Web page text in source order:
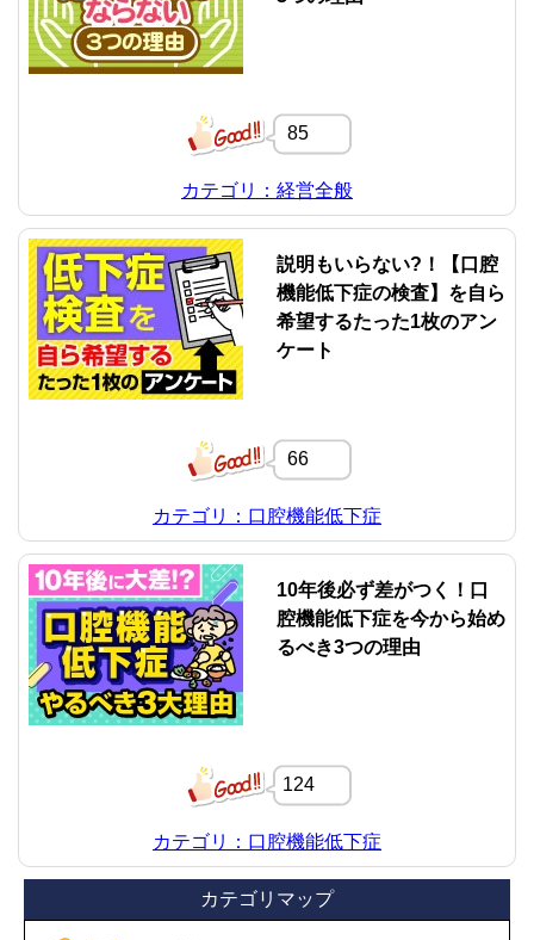
85
カテゴリ：経営全般
説明もいらない?！【口腔
機能低下症の検査】を自ら
希望するたった1枚のアン
ケート
66
カテゴリ：口腔機能低下症
10年後必ず差がつく！口
腔機能低下症を今から始め
るべき3つの理由
124
カテゴリ：口腔機能低下症
カテゴリマップ